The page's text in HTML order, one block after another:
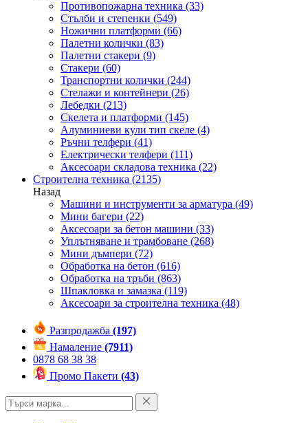
Противопожарна техника (33)
Стълби и степенки (549)
Ножични платформи (66)
Палетни колички (83)
Палетни стакери (9)
Стакери (60)
Транспортни колички (244)
Стелажи и контейнери (26)
Лебедки (213)
Скелета и платформи (145)
Алуминиеви кули тип скеле (4)
Ръчни телфери (41)
Електрически телфери (111)
Аксесоари складова техника (22)
Строителна техника (2135)
Назад
Машини и инструменти за арматура (49)
Мини багери (22)
Аксесоари за бетон машини (33)
Уплътняване и трамбоване (268)
Мини дъмпери (72)
Обработка на бетон (616)
Обработка на тръби (863)
Шпакловка и замазка (119)
Аксесоари за строителна техника (48)
Разпродажба (197)
Намаление (7911)
0878 68 38 38
Промо Пакети (43)